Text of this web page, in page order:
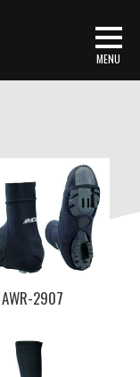
AWR-2907